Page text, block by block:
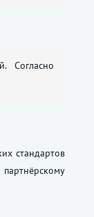
Согласно
стандартов